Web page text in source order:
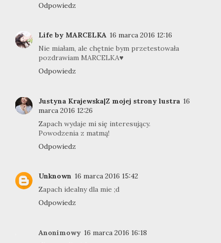
Odpowiedz
Life by MARCELKA 16 marca 2016 12:16
Nie miałam, ale chętnie bym przetestowała
pozdrawiam MARCELKA♥
Odpowiedz
Justyna Krajewska|Z mojej strony lustra 16
marca 2016 12:26
Zapach wydaje mi się interesujący.
Powodzenia z matmą!
Odpowiedz
Unknown 16 marca 2016 15:42
Zapach idealny dla mie ;d
Odpowiedz
Anonimowy 16 marca 2016 16:18